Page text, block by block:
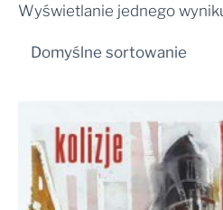
Wyświetlanie jednego